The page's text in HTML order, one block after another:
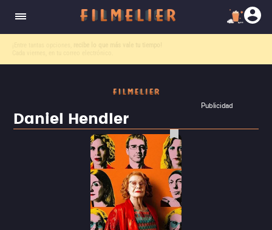
Publicidad
Daniel Hendler